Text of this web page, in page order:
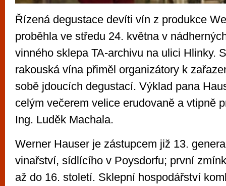
Řízená degustace devíti vín z produkce
proběhla ve středu 24. května v
vinného sklepa TA-archivu na ulici Hlinky.
rakouská vína přiměl organizátory k
sobě jdoucích degustací. Výklad pana
celým večerem velice erudovaně a vtipně
Ing. Luděk Machala.
Werner Hauser je zástupcem již 13.
vinařství, sídlícího v Poysdorfu; první
až do 16. století. Sklepní hospodářství